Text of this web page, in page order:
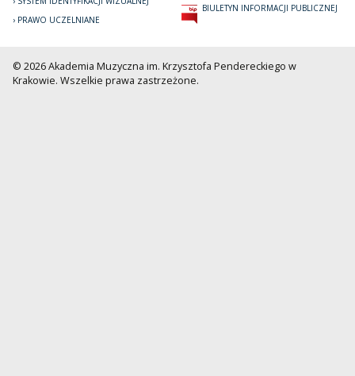
PRAWO UCZELNIANE
BIULETYN INFORMACJI PUBLICZNEJ
© 2026 Akademia Muzyczna im. Krzysztofa Pendereckiego w
Krakowie. Wszelkie prawa zastrzeżone.